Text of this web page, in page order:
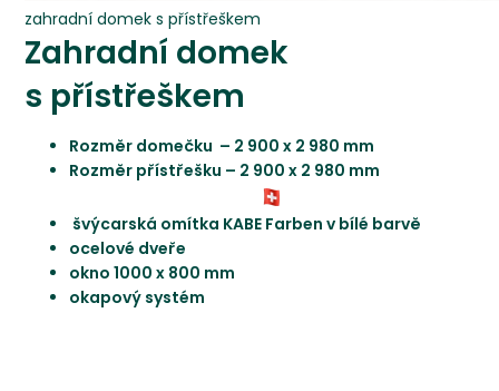
zahradní domek s přístřeškem
Zahradní domek
s přístřeškem
Rozměr domečku – 2 900 x 2 980 mm
Rozměr přístřešku – 2 900 x 2 980 mm
švýcarská omítka KABE Farben v bílé barvě
ocelové dveře
okno 1000 x 800 mm
okapový systém